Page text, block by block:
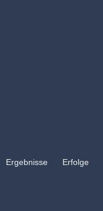
Ergebnisse Erfolge